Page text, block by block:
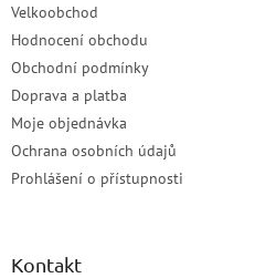
Velkoobchod
Hodnocení obchodu
Obchodní podmínky
Doprava a platba
Moje objednávka
Ochrana osobních údajů
Prohlášení o přístupnosti
Kontakt